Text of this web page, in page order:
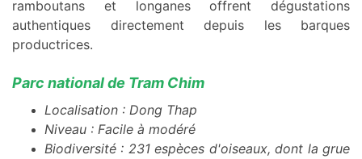
ramboutans et longanes offrent dégustations
authentiques directement depuis les barques
productrices.
Parc national de Tram Chim
Localisation : Dong Thap
Niveau : Facile à modéré
Biodiversité : 231 espèces d'oiseaux, dont la grue